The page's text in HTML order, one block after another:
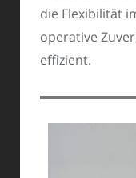
die Flexibilität
operative
effizient.